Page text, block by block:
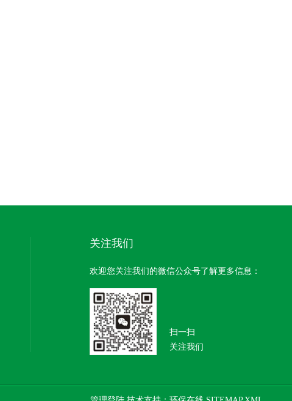
关注我们
欢迎您关注我们的微信公众号了解更多信息：
扫一扫
关注我们